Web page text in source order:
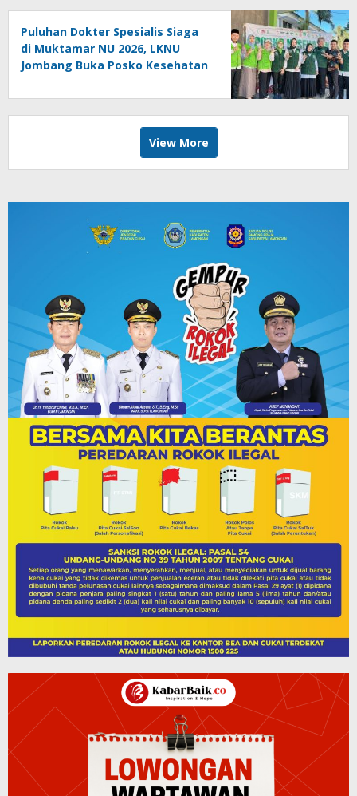
Puluhan Dokter Spesialis Siaga
di Muktamar NU 2026, LKNU
Jombang Buka Posko Kesehatan
View More